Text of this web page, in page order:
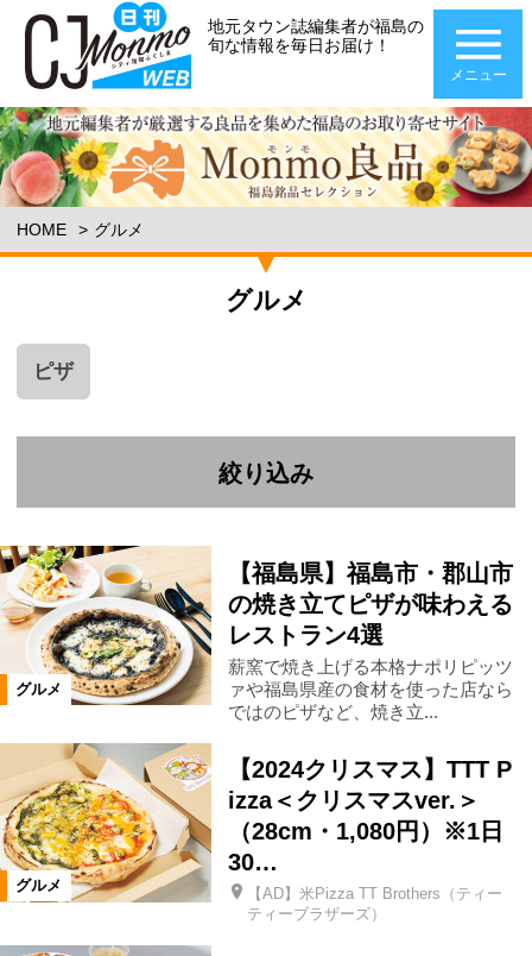
地元タウン誌編集者が福島の
旬な情報を毎日お届け！
メニュー
HOME グルメ
グルメ
ピザ
絞り込み
エリア
郡山市 県中エリア 二本松市
県北エリア 伊達市 福島市
会津若松市 南相馬市 いわき市
会津エリア 浜通りエリア
三春町 富岡町 柳津町
グルメ
【福島県】福島市・郡山市
の焼き立てピザが味わえる
レストラン4選
薪窯で焼き上げる本格ナポリピッツ
ァや福島県産の食材を使った店なら
ではのピザなど、焼き立...
グルメ
【2024クリスマス】TTT P
izza＜クリスマスver.＞
（28cm・1,080円）※1日
30…
【AD】米Pizza TT Brothers（ティー
ティーブラザーズ）